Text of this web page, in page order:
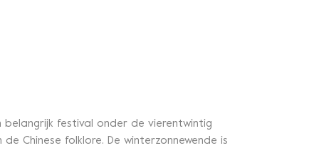
belangrijk festival onder de vierentwintig
Chinese folklore. De winterzonnewende is